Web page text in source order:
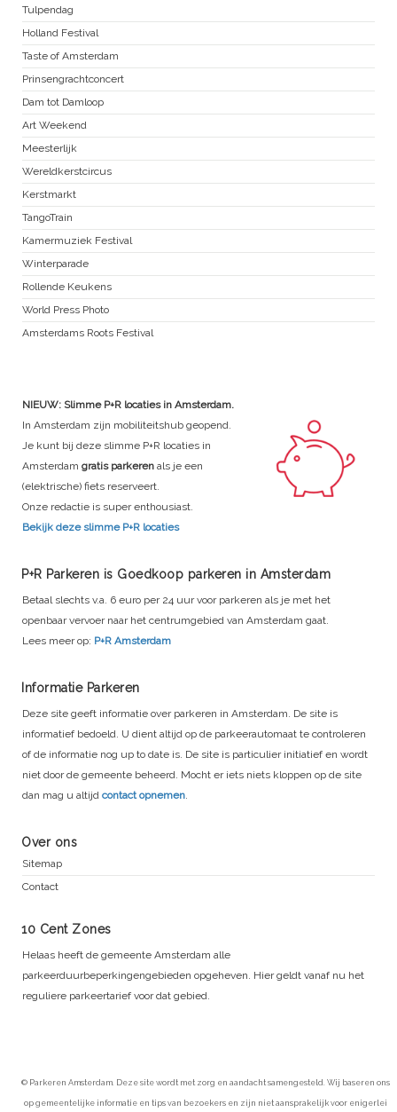
Tulpendag
Holland Festival
Taste of Amsterdam
Prinsengrachtconcert
Dam tot Damloop
Art Weekend
Meesterlijk
Wereldkerstcircus
Kerstmarkt
TangoTrain
Kamermuziek Festival
Winterparade
Rollende Keukens
World Press Photo
Amsterdams Roots Festival
NIEUW: Slimme P+R locaties in Amsterdam.
In Amsterdam zijn mobiliteitshub geopend.
Je kunt bij deze slimme P+R locaties in
Amsterdam gratis parkeren als je een
(elektrische) fiets reserveert.
Onze redactie is super enthousiast.
Bekijk deze slimme P+R locaties
P+R Parkeren is Goedkoop parkeren in Amsterdam
Betaal slechts v.a. 6 euro per 24 uur voor parkeren als je met het
openbaar vervoer naar het centrumgebied van Amsterdam gaat.
Lees meer op: P+R Amsterdam
Informatie Parkeren
Deze site geeft informatie over parkeren in Amsterdam. De site is
informatief bedoeld. U dient altijd op de parkeerautomaat te controleren
of de informatie nog up to date is. De site is particulier initiatief en wordt
niet door de gemeente beheerd. Mocht er iets niets kloppen op de site
dan mag u altijd contact opnemen
Over ons
Sitemap
Contact
10 Cent Zones
Helaas heeft de gemeente Amsterdam alle
parkeerduurbeperkingengebieden opgeheven. Hier geldt vanaf nu het
reguliere parkeertarief voor dat gebied.
© Parkeren Amsterdam. Deze site wordt met zorg en aandacht samengesteld. Wij baseren ons
op gemeentelijke informatie en tips van bezoekers en zijn niet aansprakelijk voor enigerlei